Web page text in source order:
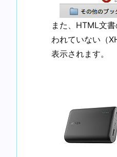
また、HTML文
われていない（
表示されます。